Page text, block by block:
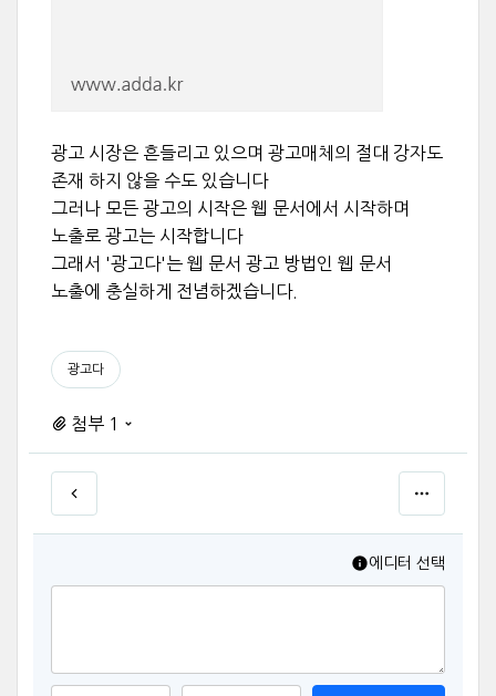
광고 시장은 흔들리고 있으며 광고매체의 절대 강자도
존재 하지 않을 수도 있습니다
그러나 모든 광고의 시작은 웹 문서에서 시작하며
노출로 광고는 시작합니다
그래서 '광고다'는 웹 문서 광고 방법인 웹 문서
노출에 충실하게 전념하겠습니다.
광고다
첨부 1
에디터 선택